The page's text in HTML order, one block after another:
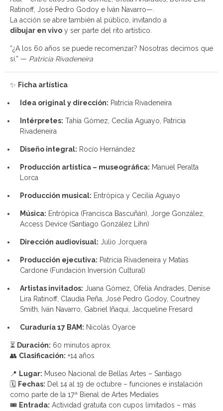
Ratinoff, José Pedro Godoy e Iván Navarro—.
La acción se abre también al público, invitando a
dibujar en vivo y ser parte del rito artístico.
“¿A los 60 años se puede recomenzar? Nosotras decimos que
sí.” — Patricia Rivadeneira
✨ Ficha artística
Idea original y dirección: Patricia Rivadeneira
Intérpretes: Tahía Gómez, Cecilia Aguayo, Patricia
Rivadeneira
Diseño integral: Rocío Hernández
Producción artística – museográfica: Manuel Peralta
Lorca
Producción musical: Entrópica y Cecilia Aguayo
Música: Entrópica (Francisca Bascuñán), Jorge González,
Access Device (Santiago González Lihn)
Dirección audiovisual: Julio Jorquera
Producción ejecutiva: Patricia Rivadeneira y Matías
Cardone (Fundación Inversión Cultural)
Artistas invitados: Juana Gómez, Ofelia Andrades, Denise
Lira Ratinoff, Claudia Peña, José Pedro Godoy, Courtney
Smith, Iván Navarro, Gabriel Iñaqui, Jacqueline Fresard
Curaduría 17 BAM: Nicolás Oyarce
⏳ Duración: 60 minutos aprox.
👥 Clasificación: +14 años
📍 Lugar: Museo Nacional de Bellas Artes – Santiago
🗓️ Fechas: Del 14 al 19 de octubre – funciones e instalación
como parte de la 17ª Bienal de Artes Mediales
🎟️ Entrada: Actividad gratuita con cupos limitados – más